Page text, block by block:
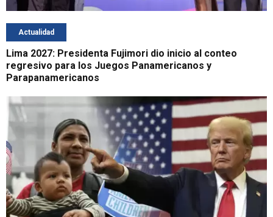
Actualidad
Lima 2027: Presidenta Fujimori dio inicio al conteo
regresivo para los Juegos Panamericanos y
Parapanamericanos